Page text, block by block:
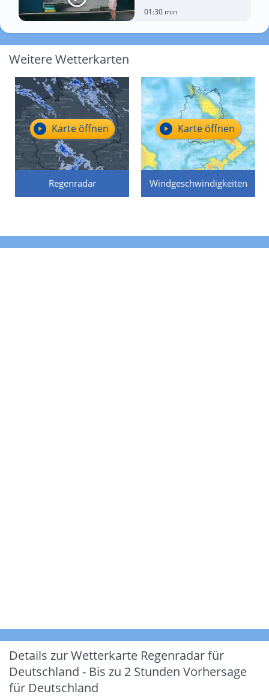
01:30 min
Weitere Wetterkarten
Regenradar
Karte öffnen
Windgeschwindigkeiten
Karte öffnen
Details zur Wetterkarte Regenradar für
Deutschland - Bis zu 2 Stunden Vorhersage
für Deutschland